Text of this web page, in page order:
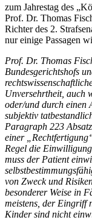
zum Jahrestag des
Prof. Dr. Thomas
Richter des 2.
nur einige Passagen
Prof. Dr. Thomas
Bundesgerichtshofs
Unversehrtheit, auch
oder/und durch einen
subjektiv
Paragraph 223
einer
Regel die
muss der Patient
von Zweck und
besonderer Weise in
meistens, der Eingriff
Kinder sind nicht